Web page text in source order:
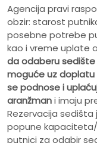
Agencija pravi
obzir: starost
posebne potrebe
kao i vreme uplate
da odaberu
moguće uz doplatu
se podnose i
aranžmani imaju
Rezervacija
popune kapaciteta/
putnici za odabir